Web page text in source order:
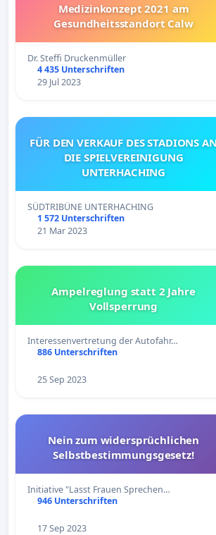
Medizinkonzept 2021 am
Gesundheitsstandort Calw
Dr. Steffi Druckenmüller
4 435 Unterschriften
29 Jul 2023
FÜR DEN VERKAUF DES STADIONS
DIE SPIELVEREINIGUNG
UNTERHACHING
SÜDTRIBÜNE UNTERHACHING
1 572 Unterschriften
21 Mar 2023
Ampelreglung statt 2 Jahre
Vollsperrung
Interessenvertretung der Autofahr…
886 Unterschriften
25 Sep 2023
Nein zum widersprüchlichen
Selbstbestimmungsgesetz!
Initiative "Lasst Frauen Sprechen…
946 Unterschriften
17 Sep 2023